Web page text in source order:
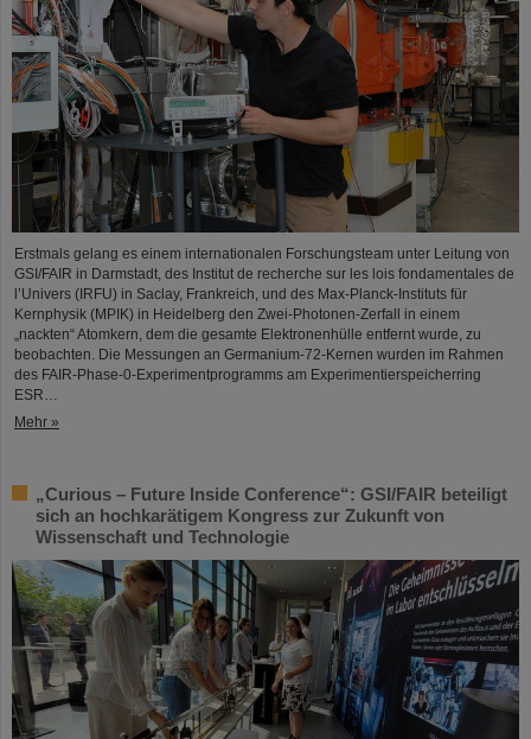
Erstmals gelang es einem internationalen Forschungsteam unter Leitung von
GSI/FAIR in Darmstadt, des Institut de recherche sur les lois fondamentales de
l’Univers (IRFU) in Saclay, Frankreich, und des Max-Planck-Instituts für
Kernphysik (MPIK) in Heidelberg den Zwei-Photonen-Zerfall in einem
„nackten“ Atomkern, dem die gesamte Elektronenhülle entfernt wurde, zu
beobachten. Die Messungen an Germanium-72-Kernen wurden im Rahmen
des FAIR-Phase-0-Experimentprogramms am Experimentierspeicherring
ESR…
Mehr »
„Curious – Future Inside Conference“: GSI/FAIR beteiligt
sich an hochkarätigem Kongress zur Zukunft von
Wissenschaft und Technologie